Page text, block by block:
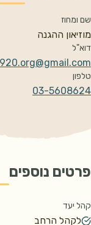
שם ומחוז
מוזיאון ההגנה
דוא"ל
טלפון
03-5608624
פרטים נוספים
קהל יעד
לקהל הרחב